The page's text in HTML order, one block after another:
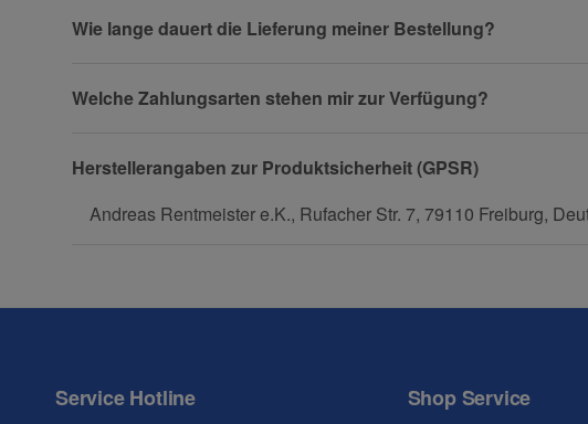
Ihre Frage
Wie lange dauert die Lieferung meiner Bestellung?
Welche Zahlungsarten stehen mir zur Verfügung?
Herstellerangaben zur Produktsicherheit (GPSR)
Andreas Rentmeister e.K., Rufacher Str. 7, 79110 Freiburg,
Service Hotline Shop Service